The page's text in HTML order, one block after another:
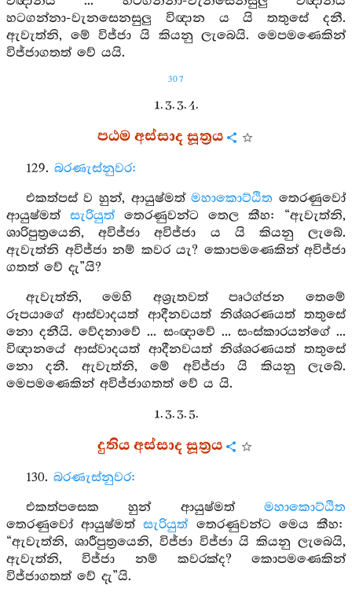
හටගන්නා-වැනසෙනසුලු විඥාන ය යි තතුසේ දනී.
ඇවැත්නි, මේ විජ්ජා යි කියනු ලැබෙයි. මෙපමණෙකින්
විජ්ජාගතත් වේ යයි.
307
1. 3. 3. 4.
පඨම අස්සාද සූත්‍රය
129. බරණැස්නුවර:
එකත්පස් ව හුන්, ආයුෂ්මත්මහාකොට්ඨිත තෙරණුවෝ
ආයුෂ්මත් සැරියුත්තෙරණුවන්ට තෙල කීහ: “ඇවැත්නි,
ශාරිපුත්‍රයෙනි, අවිජ්ජා අවිජ්ජා ය යි කියනු ලැබේ.
ඇවැත්නි අවිජ්ජා නම් කවර යැ? කොපමණෙකින් අවිජ්ජා
ගතත් වේ දැ”යි?
ඇවැත්නි, මෙහි අශ්‍රැතවත් පෘථග්ජන තෙමේ
රූපයාගේ ආස්වාදයත් ආදීනවයත් නිශ්ශරණයත් තතුසේ
නො දනීයි. වේදනාවේ ... සංඥාවේ ... සංස්කාරයන්ගේ ...
විඥානයේ ආස්වාදයත් ආදීනවයත් නිශ්ශරණයත් තතුසේ
නො දනී. ඇවැත්නි, මේ අවිජ්ජා යි කියනු ලැබේ.
මෙපමණෙකින් අවිජ්ජාගතත් වේ ය යි.
1. 3. 3. 5.
දුතිය අස්සාද සූත්‍රය
130. බරණැස්නුවර:
එකත්පසෙක හුන් ආයුෂ්මත් මහාකොට්ඨිත
තෙරණුවෝ ආයුෂ්මත්සැරියුත්තෙරණුවන්ට මෙය කීහ:
“ඇවැත්නි, ශාරීපුත්‍රයෙනි, විජ්ජා විජ්ජා යි කියනු ලැබෙයි,
ඇවැත්නි, විජ්ජා නම් කවරක්ද? කොපමණෙකින්
විජ්ජාගතත් වේ දැ”යි.